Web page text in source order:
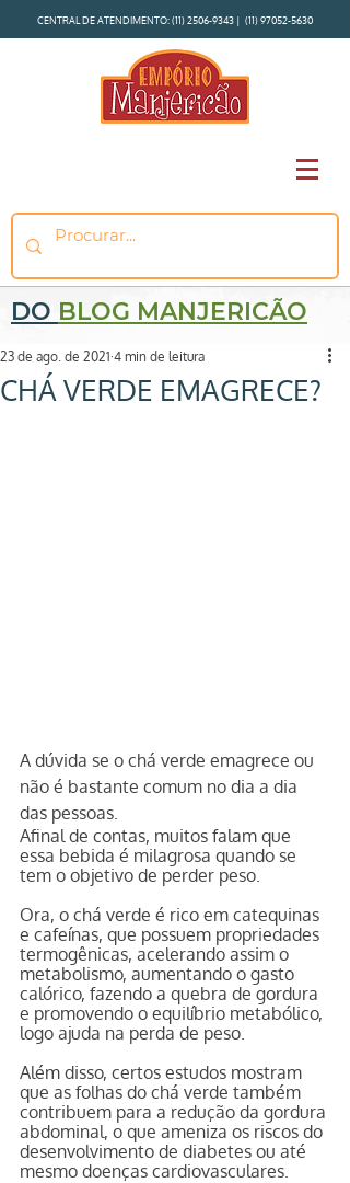
CENTRAL DE ATENDIMENTO:(11) 2506-9343 | (11) 97052-5630
DO BLOG MANJERICÃO
CHÁ VERDE EMAGRECE?
23 de ago. de 2021 4 min de leitura
A dúvida se o chá verde emagrece ou
não é bastante comum no dia a dia
das pessoas.
Afinal de contas, muitos falam que
essa bebida é milagrosa quando se
tem o objetivo de perder peso.
Ora, o chá verde é rico em catequinas
e cafeínas, que possuem propriedades
termogênicas, acelerando assim o
metabolismo, aumentando o gasto
calórico, fazendo a quebra de gordura
e promovendo o equilíbrio metabólico,
logo ajuda na perda de peso.
Além disso, certos estudos mostram
que as folhas do chá verde também
contribuem para a redução da gordura
abdominal, o que ameniza os riscos do
desenvolvimento de diabetes ou até
mesmo doenças cardiovasculares.